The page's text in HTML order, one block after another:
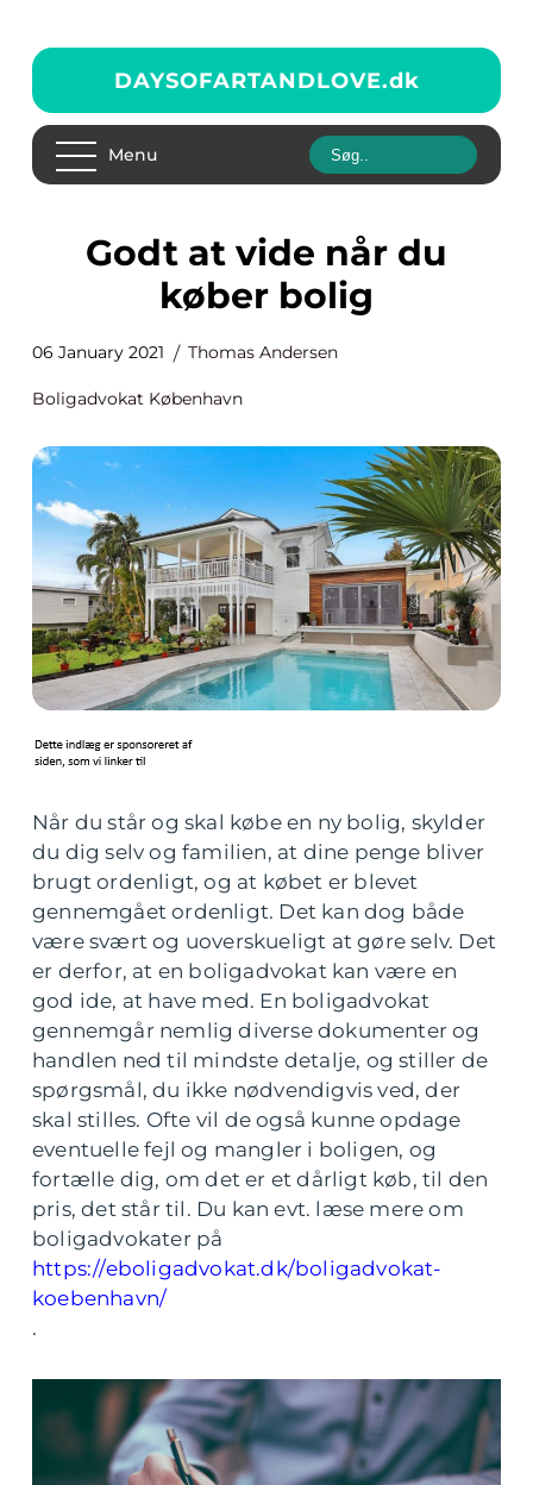
DAYSOFARTANDLOVE.dk
Menu
Godt at vide når du
køber bolig
06 January 2021 Thomas Andersen
Boligadvokat København
Når du står og skal købe en ny bolig, skylder
du dig selv og familien, at dine penge bliver
brugt ordenligt, og at købet er blevet
gennemgået ordenligt. Det kan dog både
være svært og uoverskueligt at gøre selv. Det
er derfor, at en boligadvokat kan være en
god ide, at have med. En boligadvokat
gennemgår nemlig diverse dokumenter og
handlen ned til mindste detalje, og stiller de
spørgsmål, du ikke nødvendigvis ved, der
skal stilles. Ofte vil de også kunne opdage
eventuelle fejl og mangler i boligen, og
fortælle dig, om det er et dårligt køb, til den
pris, det står til. Du kan evt. læse mere om
boligadvokater på
https://eboligadvokat.dk/boligadvokat-
koebenhavn/
.